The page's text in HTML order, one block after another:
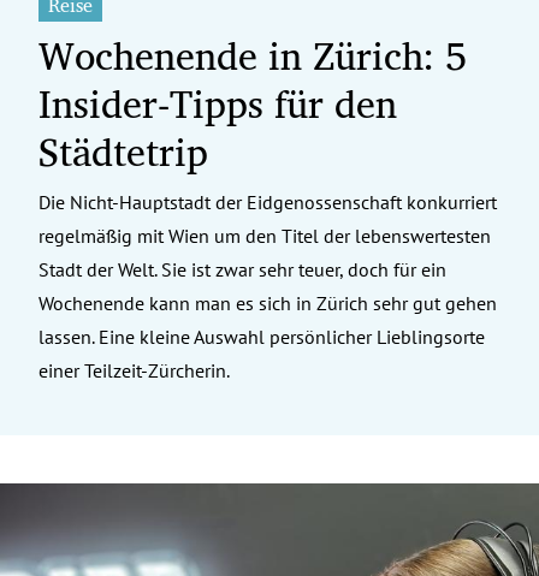
Untermenü
Untermenü
Untermenü
Untermenü
Untermenü
Wochenende in Zürich: 5
Insider-Tipps für den
Städtetrip
Die Nicht-Hauptstadt der Eidgenossenschaft konkurriert
regelmäßig mit Wien um den Titel der lebenswertesten
Stadt der Welt. Sie ist zwar sehr teuer, doch für ein
Wochenende kann man es sich in Zürich sehr gut gehen
lassen. Eine kleine Auswahl persönlicher Lieblingsorte
einer Teilzeit-Zürcherin.